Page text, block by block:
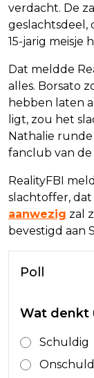
verdacht. De
geslachtsdeel,
15-jarig meisje
Dat meldde
alles. Borsato
hebben laten
ligt, zou het
Nathalie
fanclub van de
RealityFBI
slachtoffer, dat
aanwezig zal
bevestigd aan
Poll
Wat denkt
Schuldig